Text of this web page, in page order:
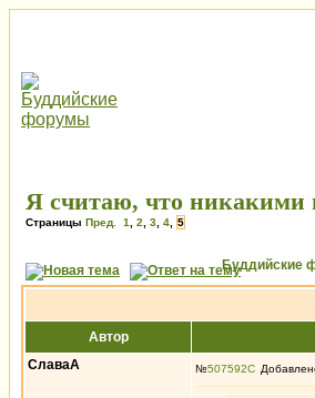
Я считаю, что никакими
Страницы Пред. 1 2 3 4 5
Буддийские
Автор
СлаваА
№507592